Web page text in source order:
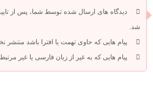
دیدگاه های ارسال شده توسط شما، پس از
شد.
پیام هایی که حاوی تهمت یا افترا باشد منتشر
پیام هایی که به غیر از زبان فارسی یا غیر